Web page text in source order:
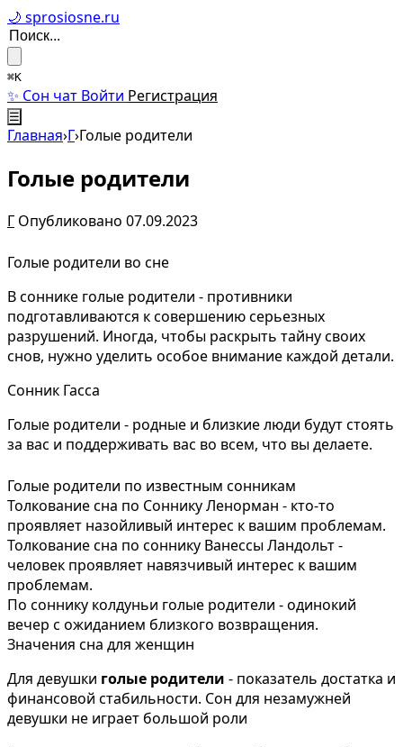
🌙 sprosiosne.ru
⌘K
✨ Сон чат Войти Регистрация
☰
Главная›Г›Голые родители
Голые родители
Г Опубликовано 07.09.2023
Голые родители во сне
В соннике голые родители - противники
подготавливаются к совершению серьезных
разрушений. Иногда, чтобы раскрыть тайну своих
снов, нужно уделить особое внимание каждой детали.
Сонник Гасса
Голые родители - родные и близкие люди будут стоять
за вас и поддерживать вас во всем, что вы делаете.
Голые родители по известным сонникам
Толкование сна по Соннику Ленорман - кто-то
проявляет назойливый интерес к вашим проблемам.
Толкование сна по соннику Ванессы Ландольт -
человек проявляет навязчивый интерес к вашим
проблемам.
По соннику колдуньи голые родители - одинокий
вечер с ожиданием близкого возвращения.
Значения сна для женщин
Для девушки голые родители - показатель достатка и
финансовой стабильности. Сон для незамужней
девушки не играет большой роли